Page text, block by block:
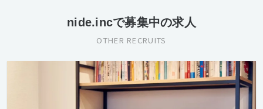
nide.incで募集中の求人
OTHER RECRUITS